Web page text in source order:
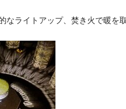
なライトアップ、焚き火で暖を